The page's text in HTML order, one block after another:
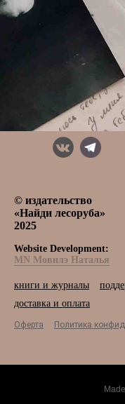
© издательство
«Найди лесоруба»
2025
Website Development:
MN Мовилэ Наталья
книги и журналы
доставка и оплата
Оферта Политика